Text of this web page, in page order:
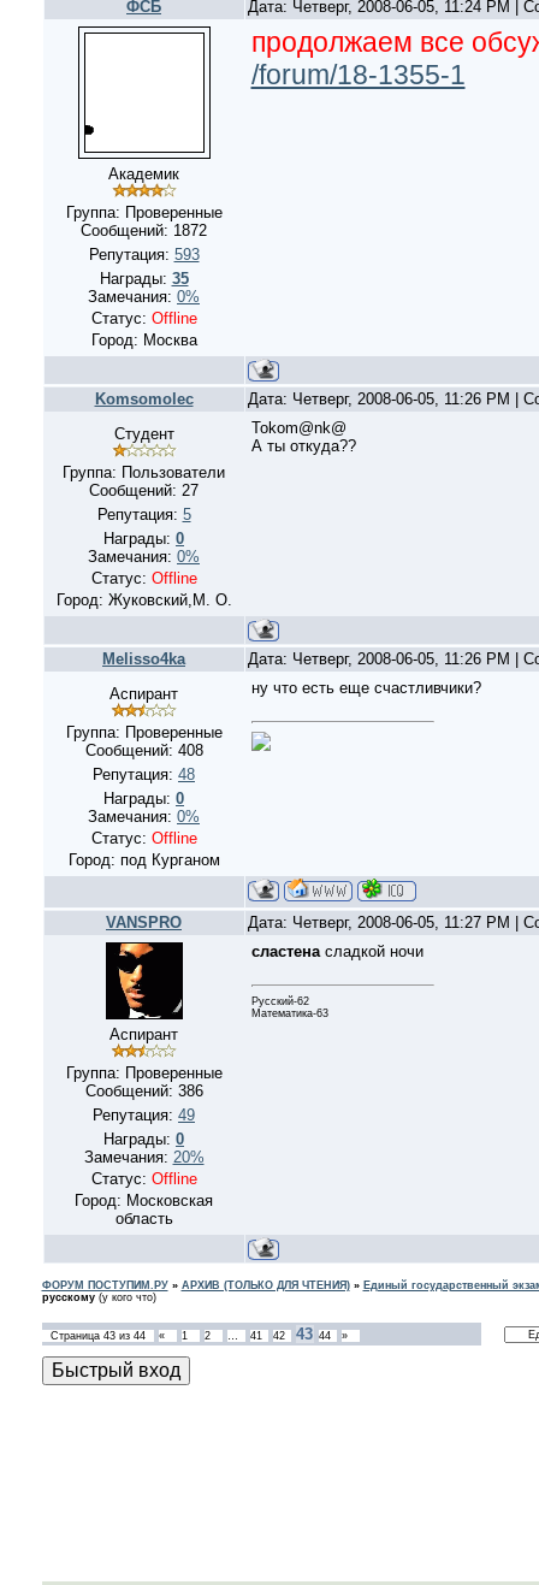
ФСБ Дата: Четверг, 2008-06-05, 11:24 PM |
Академик
Группа: Проверенные
Сообщений: 1872
Репутация: 593
Награды: 35
Замечания: 0%
Статус: Offline
Город: Москва
продолжаем все
/forum/18-1355-1
Komsomolec
Дата: Четверг, 2008-06-05, 11:26 PM |
Студент
Группа: Пользователи
Сообщений: 27
Репутация: 5
Награды: 0
Замечания: 0%
Статус: Offline
Город: Жуковский,М. О.
Tokom@nk@
А ты откуда??
Melisso4ka
Дата: Четверг, 2008-06-05, 11:26 PM |
Аспирант
Группа: Проверенные
Сообщений: 408
Репутация: 48
Награды: 0
Замечания: 0%
Статус: Offline
Город: под Курганом
ну что есть еще счастливчики?
VANSPRO Дата: Четверг, 2008-06-05, 11:27 PM |
Аспирант
Группа: Проверенные
Сообщений: 386
Репутация: 49
Награды: 0
Замечания: 20%
Статус: Offline
Город: Московская
область
сластенасладкой ночи
Русский-62
Математика-63
ФОРУМ ПОСТУПИМ.РУ» АРХИВ (ТОЛЬКО ДЛЯ ЧТЕНИЯ)» Единый государственный
русскому (у кого что)
Страница 43из 44 « 1 2 … 41 42 43 44 »